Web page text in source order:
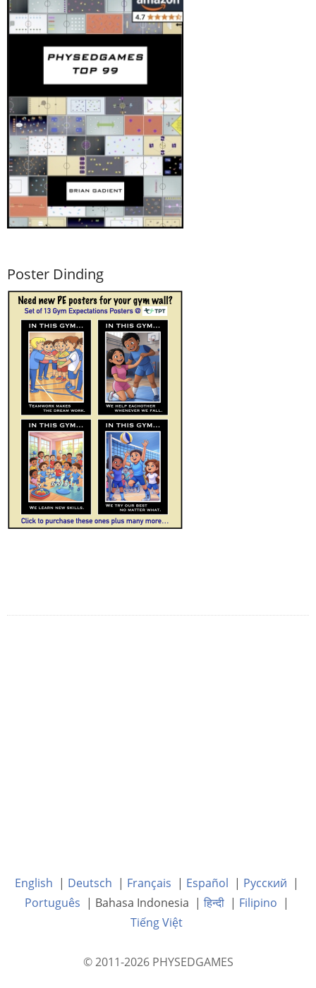
Poster Dinding
English | Deutsch | Français | Español | Русский |
Português | Bahasa Indonesia |हिन्दी| Filipino |
Tiếng Việt
© 2011-2026 PHYSEDGAMES